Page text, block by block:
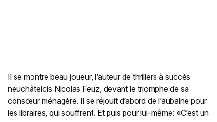
Il se montre beau joueur, l’auteur de thrillers à succès
neuchâtelois Nicolas Feuz, devant le triomphe de sa
consœur ménagère. Il se réjouit d’abord de l’aubaine pour
les libraires, qui souffrent. Et puis pour lui-même: «C’est un